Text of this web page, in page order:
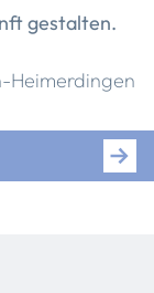
gestalten.
Heimerdingen